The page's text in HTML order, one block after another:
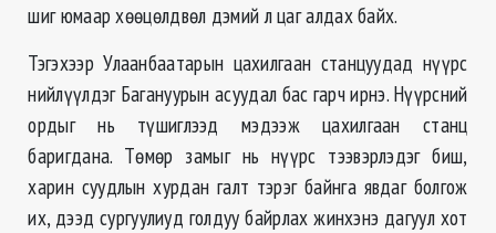
шиг юмаар хөөцөлдвөл дэмий л цаг алдах байх.
Тэгэхээр Улаанбаатарын цахилгаан станцуудад нүүрс
нийлүүлдэг Багануурын асуудал бас гарч ирнэ. Нүүрсний
ордыг нь түшиглээд мэдээж цахилгаан станц
баригдана. Төмөр замыг нь нүүрс тээвэрлэдэг биш,
харин суудлын хурдан галт тэрэг байнга явдаг болгож
их, дээд сургуулиуд голдуу байрлах жинхэнэ дагуул хот